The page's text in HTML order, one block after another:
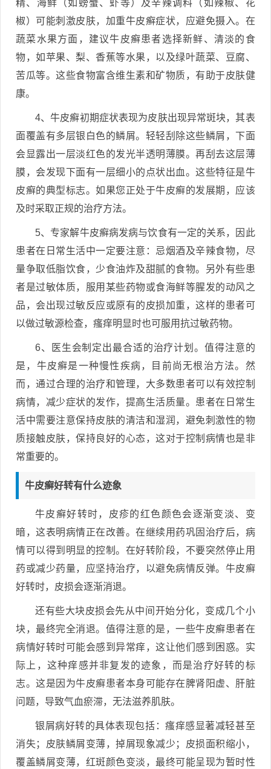
精、海鲜（如螃蟹、虾等）及辛辣调料（如辣椒、花
椒）可能刺激皮肤，加重牛皮癣症状，应避免摄入。在
蔬菜水果方面，建议牛皮癣患者选择新鲜、清淡的食
物，如苹果、梨、香蕉等水果，以及绿叶蔬菜、豆腐、
苦瓜等。这些食物富含维生素和矿物质，有助于皮肤健
康。
4、牛皮癣初期症状表现为皮肤出现异常斑块，其表
面覆盖有多层银白色的鳞屑。轻轻刮除这些鳞屑，下面
会显露出一层淡红色的发光半透明薄膜。再刮去这层薄
膜，会发现下面有一层细小的点状出血。这些特征是牛
皮癣的典型标志。如果您正处于牛皮癣的发展期，应该
及时采取正规的治疗方法。
5、专家解牛皮癣病发病与饮食有一定的关系，因此
患者在日常生活中一定要注意：忌烟酒及辛辣食物，尽
量争取低脂饮食，少食油炸及甜腻的食物。另外有些患
者是过敏体质，服用某些药物或食海鲜等腥发的动风之
品，会出现过敏反应或原有的皮损加重，这样的患者可
以做过敏源检查，瘙痒明显时也可服用抗过敏药物。
6、医生会制定出最合适的治疗计划。值得注意的
是，牛皮癣是一种慢性疾病，目前尚无根治方法。然
而，通过合理的治疗和管理，大多数患者可以有效控制
病情，减少症状的发作，提高生活质量。患者在日常生
活中需要注意保持皮肤的清洁和湿润，避免刺激性的物
质接触皮肤，保持良好的心态，这对于控制病情也是非
常重要的。
牛皮癣好转有什么迹象
牛皮癣好转时，皮疹的红色颜色会逐渐变淡、变
暗，这表明病情正在改善。在继续用药巩固治疗后，病
情可以得到明显的控制。在好转阶段，不要突然停止用
药或减少药量，应坚持治疗，以避免病情反弹。牛皮癣
好转时，皮损会逐渐消退。
还有些大块皮损会先从中间开始分化，变成几个小
块，最终完全消退。值得注意的是，一些牛皮癣患者在
病情好转时可能会感到异常痒，这让他们感到困惑。实
际上，这种痒感并非复发的迹象，而是治疗好转的标
志。这是因为牛皮癣患者本身可能存在脾肾阳虚、肝脏
问题，导致气血瘀滞，无法滋养肌肤。
银屑病好转的具体表现包括：瘙痒感显著减轻甚至
消失；皮肤鳞屑变薄，掉屑现象减少；皮损面积缩小，
覆盖鳞屑变薄，红斑颜色变淡，最终可能呈现为暂时性